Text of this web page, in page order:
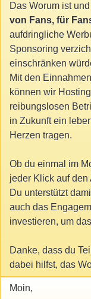
Das Worum ist
von Fans, für
aufdringliche
Sponsoring
einschränken
Mit den
können wir
reibungslosen
in Zukunft ein
Herzen tragen.
Ob du einmal im
jeder Klick auf den
Du unterstützt
auch das
investieren, um
Danke, dass du
dabei hilfst, das
Moin,